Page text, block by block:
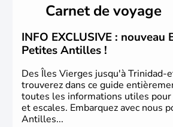
3e voyage. Colonie
hollandaise pour Tobago, les
domination française à la fin du
devenir britannique au début du
gagnent toutes deux leur
devenir la République de Trinidad-et-
Carnet de voyage
INFO EXCLUSIVE : nouveau
Petites Antilles !
Des Îles Vierges jusqu'à Trinidad-
trouverez dans ce guide
toutes les informations utiles pour
et escales. Embarquez avec nous
Antilles...